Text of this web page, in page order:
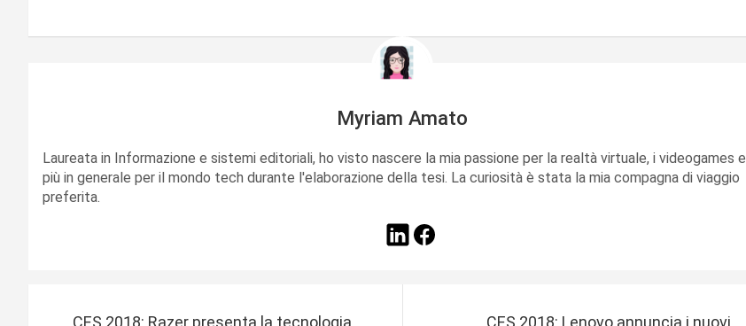
Myriam Amato
Laureata in Informazione e sistemi editoriali, ho visto nascere la mia passione per la realtà virtuale, i videogames e
più in generale per il mondo tech durante l'elaborazione della tesi. La curiosità è stata la mia compagna di viaggio
preferita.
CES 2018: Razer presenta la tecnologia CES 2018: Lenovo annuncia i nuovi